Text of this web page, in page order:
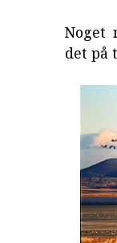
Noget
det på